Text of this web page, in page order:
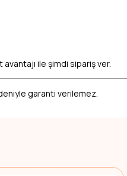
ile şimdi sipariş ver.
garanti verilemez.